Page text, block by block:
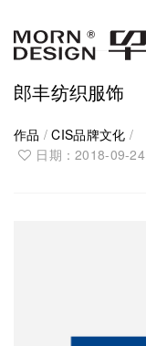
郎丰纺织服饰
作品 /CIS品牌文化 /
日期：2018-09-24